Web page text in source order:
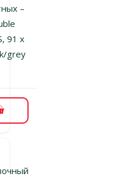
–
91 x
grey
корзину